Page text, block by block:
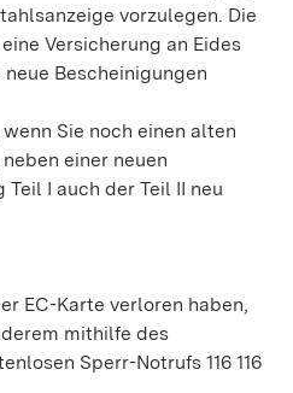
vorzulegen. Die
Versicherung an Eides
Bescheinigungen
Sie noch einen alten
einer neuen
I auch der Teil II neu
EC-Karte verloren haben,
mithilfe des
Sperr-Notrufs 116 116